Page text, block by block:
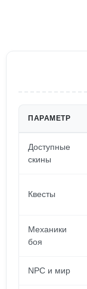
ПАРАМЕТР
Доступные
скины
Квесты
Механики
боя
NPC и мир